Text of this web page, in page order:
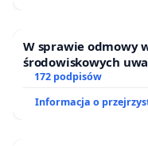
W sprawie odmowy
środowiskowych
zakładu
Puszczy Knyszyńskiej
172 podpisów
Informacja o